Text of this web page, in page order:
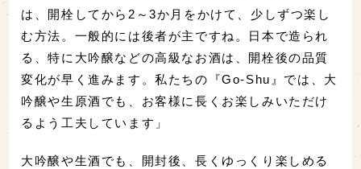
は、開栓してから2～3か月をかけて、少しずつ楽し
む方法。一般的には後者が主ですね。日本で造られ
る、特に大吟醸などの高級なお酒は、開栓後の品質
変化が早く進みます。私たちの『Go-Shu』では、大
吟醸や生原酒でも、お客様に長くお楽しみいただけ
るよう工夫しています」
大吟醸や生酒でも、開封後、長くゆっくり楽しめる